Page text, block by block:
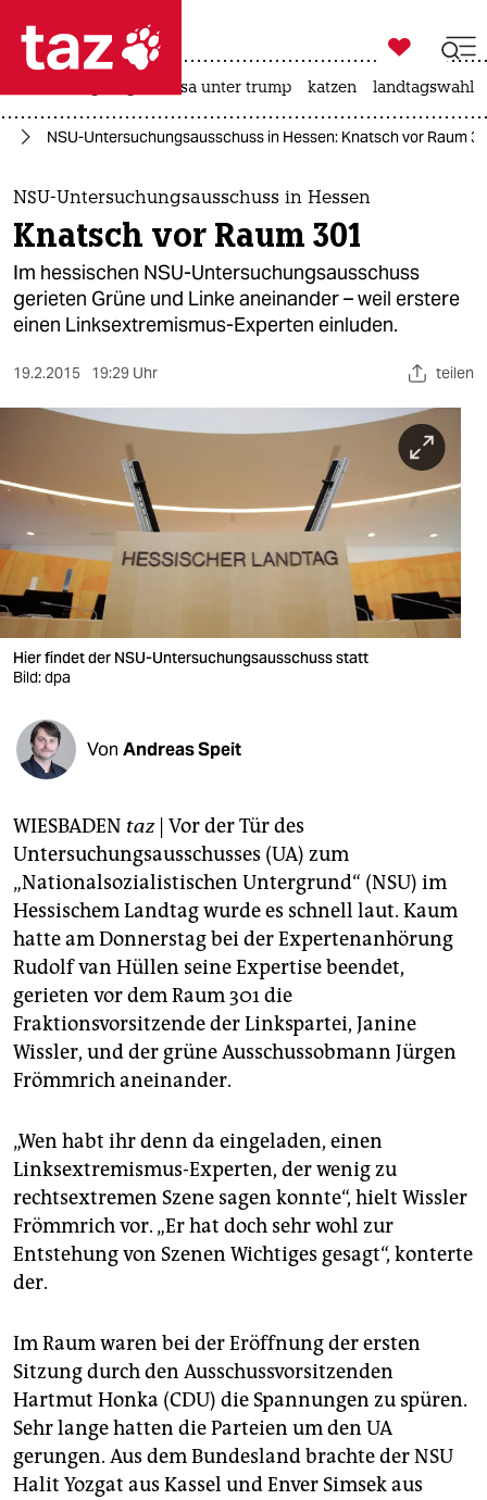
 taz zahl ich
taz zahl ich
themen
politik
öko
berlin
nord
wahrheit
verlag
verlag
veranstaltungen
shop
unterstützen
abo
genossenschaft
epaper login

taz zahl ich
usa unter trump katzen landtagswahl
NSU-Untersuchungsausschuss in Hessen: Knatsch vor Raum
NSU-Untersuchungsausschuss in Hessen
Knatsch vor Raum 301
Im hessischen NSU-Untersuchungsausschuss
gerieten Grüne und Linke aneinander – weil erstere
einen Linksextremismus-Experten einluden.
19.2.2015 19:29 Uhr teilen
Hier findet der NSU-Untersuchungsausschuss statt
Bild: dpa
Von Andreas Speit
WIESBADEN taz Vor der Tür des
Untersuchungsausschusses (UA) zum
„Nationalsozialistischen Untergrund“ (NSU) im
Hessischem Landtag wurde es schnell laut. Kaum
hatte am Donnerstag bei der Expertenanhörung
Rudolf van Hüllen seine Expertise beendet,
gerieten vor dem Raum 301 die
Fraktionsvorsitzende der Linkspartei, Janine
Wissler, und der grüne Ausschussobmann Jürgen
Frömmrich aneinander.
„Wen habt ihr denn da eingeladen, einen
Linksextremismus-Experten, der wenig zu
rechtsextremen Szene sagen konnte“, hielt Wissler
Frömmrich vor. „Er hat doch sehr wohl zur
Entstehung von Szenen Wichtiges gesagt“, konterte
der.
Im Raum waren bei der Eröffnung der ersten
Sitzung durch den Ausschussvorsitzenden
Hartmut Honka (CDU) die Spannungen zu spüren.
Sehr lange hatten die Parteien um den UA
gerungen. Aus dem Bundesland brachte der NSU
Halit Yozgat aus Kassel und Enver Simsek aus